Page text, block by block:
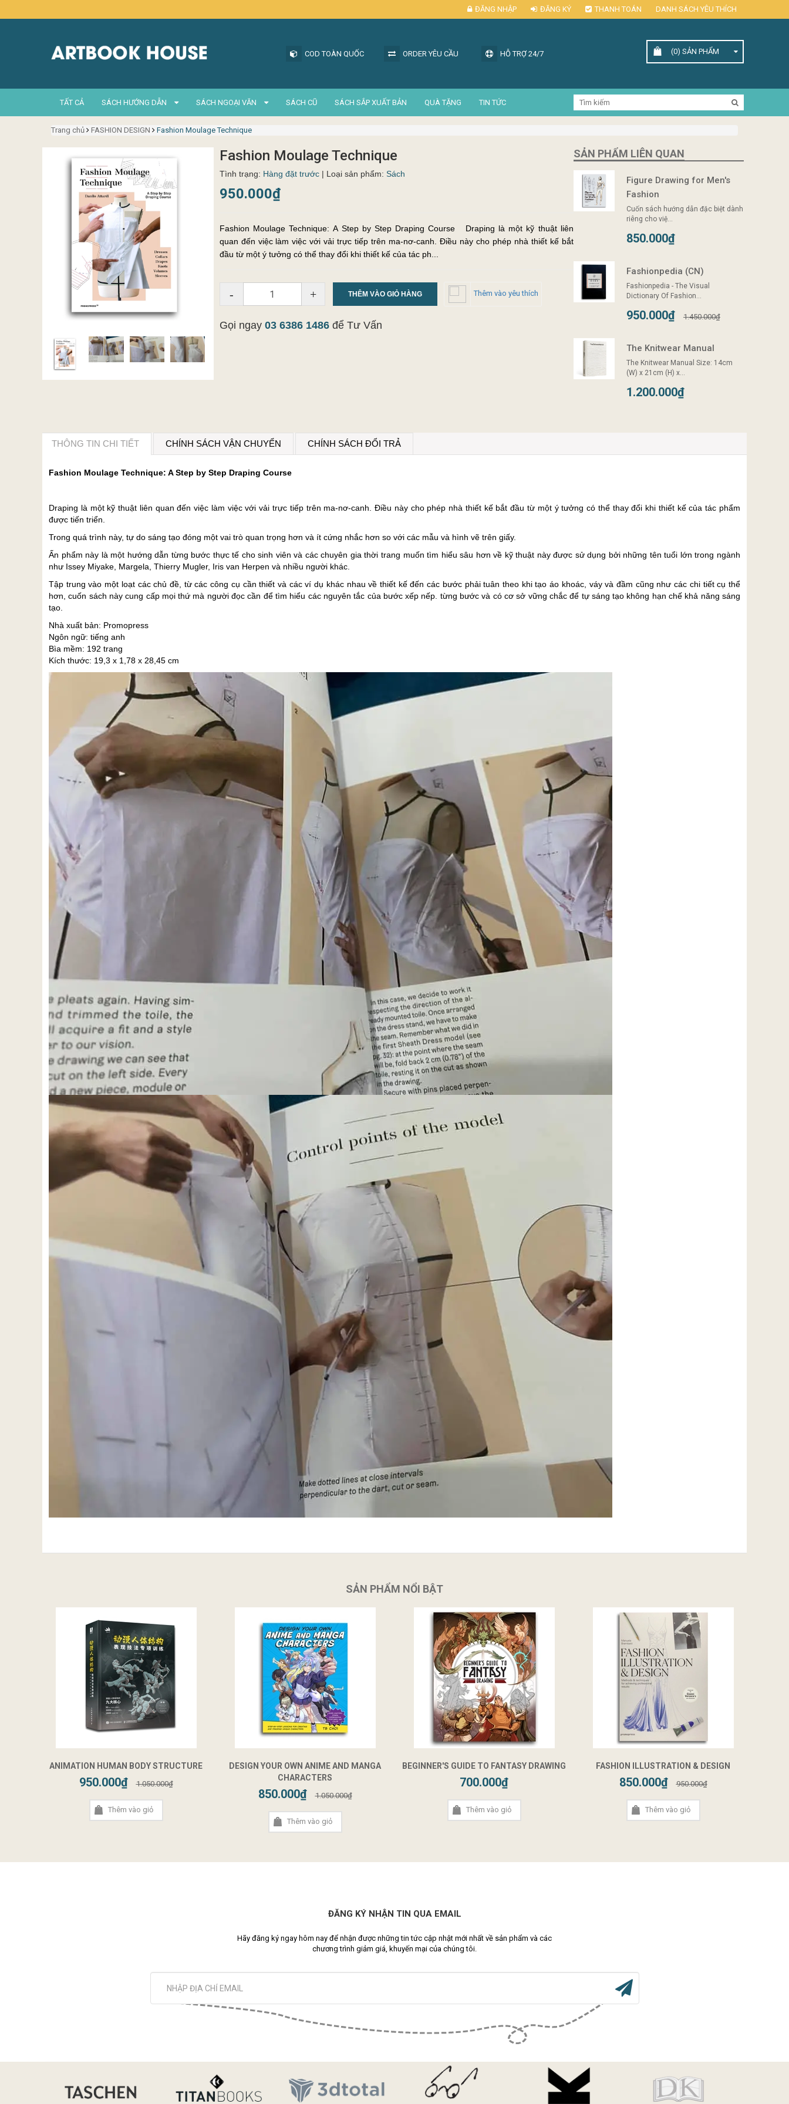
ĐĂNG NHẬP ĐĂNG KÝ THANH TOÁN DANH SÁCH YÊU THÍCH
COD TOÀN QUỐC ORDER YÊU CẦU HỖ TRỢ 24/7 (0) SẢN PHẨM
TẤT CẢ SÁCH HƯỚNG DẪN SÁCH NGOẠI VĂN SÁCH CŨ SÁCH SẮP XUẤT BẢN QUÀ TẶNG TIN TỨC
Trang chủ FASHION DESIGN Fashion Moulage Technique
Fashion Moulage Technique
Tình trạng: Hàng đặt trước | Loại sản phẩm: Sách
950.000₫
Fashion Moulage Technique: A Step by Step Draping Course Draping là một kỹ thuật liên
quan đến việc làm việc với vải trực tiếp trên ma-nơ-canh. Điều này cho phép nhà thiết kế bắt
đầu từ một ý tưởng có thể thay đổi khi thiết kế của tác ph...
- + THÊM VÀO GIỎ HÀNG Thêm vào yêu thích
Gọi ngay 03 6386 1486để Tư Vấn
SẢN PHẨM LIÊN QUAN
Figure Drawing for Men's
Fashion
Cuốn sách hướng dẫn đặc biệt dành
riêng cho việ...
850.000₫
Fashionpedia (CN)
Fashionpedia - The Visual
Dictionary Of Fashion...
950.000₫ 1.450.000₫
The Knitwear Manual
The Knitwear Manual Size: 14cm
(W) x 21cm (H) x...
1.200.000₫
THÔNG TIN CHI TIẾT CHÍNH SÁCH VẬN CHUYỂN CHÍNH SÁCH ĐỔI TRẢ
Fashion Moulage Technique: A Step by Step Draping Course
Draping là một kỹ thuật liên quan đến việc làm việc với vải trực tiếp trên ma-nơ-canh. Điều này cho phép nhà thiết kế bắt đầu từ một ý tưởng có thể thay đổi khi thiết kế của tác phẩm
được tiến triển.
Trong quá trình này, tự do sáng tạo đóng một vai trò quan trọng hơn và ít cứng nhắc hơn so với các mẫu và hình vẽ trên giấy.
Ấn phẩm này là một hướng dẫn từng bước thực tế cho sinh viên và các chuyên gia thời trang muốn tìm hiểu sâu hơn về kỹ thuật này được sử dụng bởi những tên tuổi lớn trong ngành
như Issey Miyake, Margela, Thierry Mugler, Iris van Herpen và nhiều người khác.
Tập trung vào một loạt các chủ đề, từ các công cụ cần thiết và các ví dụ khác nhau về thiết kế đến các bước phải tuân theo khi tạo áo khoác, váy và đầm cũng như các chi tiết cụ thể
hơn, cuốn sách này cung cấp mọi thứ mà người đọc cần để tìm hiểu các nguyên tắc của bước xếp nếp. từng bước và có cơ sở vững chắc để tự sáng tạo không hạn chế khả năng sáng
tạo.
Nhà xuất bản: Promopress
Ngôn ngữ: tiếng anh
Bìa mềm: 192 trang
Kích thước: 19,3 x 1,78 x 28,45 cm
SẢN PHẨM NỔI BẬT
ANIMATION HUMAN BODY STRUCTURE
950.000₫ 1.050.000₫
Thêm vào giỏ
DESIGN YOUR OWN ANIME AND MANGA
CHARACTERS
850.000₫ 1.050.000₫
Thêm vào giỏ
BEGINNER'S GUIDE TO FANTASY DRAWING
700.000₫
Thêm vào giỏ
FASHION ILLUSTRATION & DESIGN
850.000₫ 950.000₫
Thêm vào giỏ
ĐĂNG KÝ NHẬN TIN QUA EMAIL
Hãy đăng ký ngay hôm nay để nhận được những tin tức cập nhật mới nhất về sản phẩm và các
chương trình giảm giá, khuyến mại của chúng tôi.